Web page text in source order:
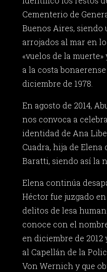
Cementerio de
Buenos Aires, siendo
arrojados al mar en
«vuelos de la
a la costa
diciembre de 1978.
En agosto de 2014,
nos convoca a
identidad de Ana
Cuadra, hija de Elena
Baratti, siendo así la
Elena continúa
Héctor fue juzgado
delitos de lesa
conoce con el
en diciembre de 2012
al Capellán de la
Von Wernich y que